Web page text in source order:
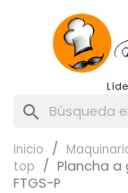
search
Inicio
top
Plancha a
FTGS-P